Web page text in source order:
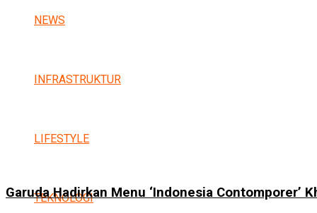
NEWS
INFRASTRUKTUR
LIFESTYLE
TEKNOLOGI
Garuda Hadirkan Menu ‘Indonesia Contomporer’